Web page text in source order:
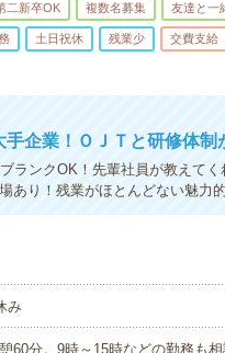
二新卒OK 複数名募集 友達と一
土日祝休 残業少 交費支給
手企業！ＯＪＴと研修体
ランクOK！先輩社員が教えて
あり！残業がほとんどない魅力
み
分。9時～15時などの勤務も相